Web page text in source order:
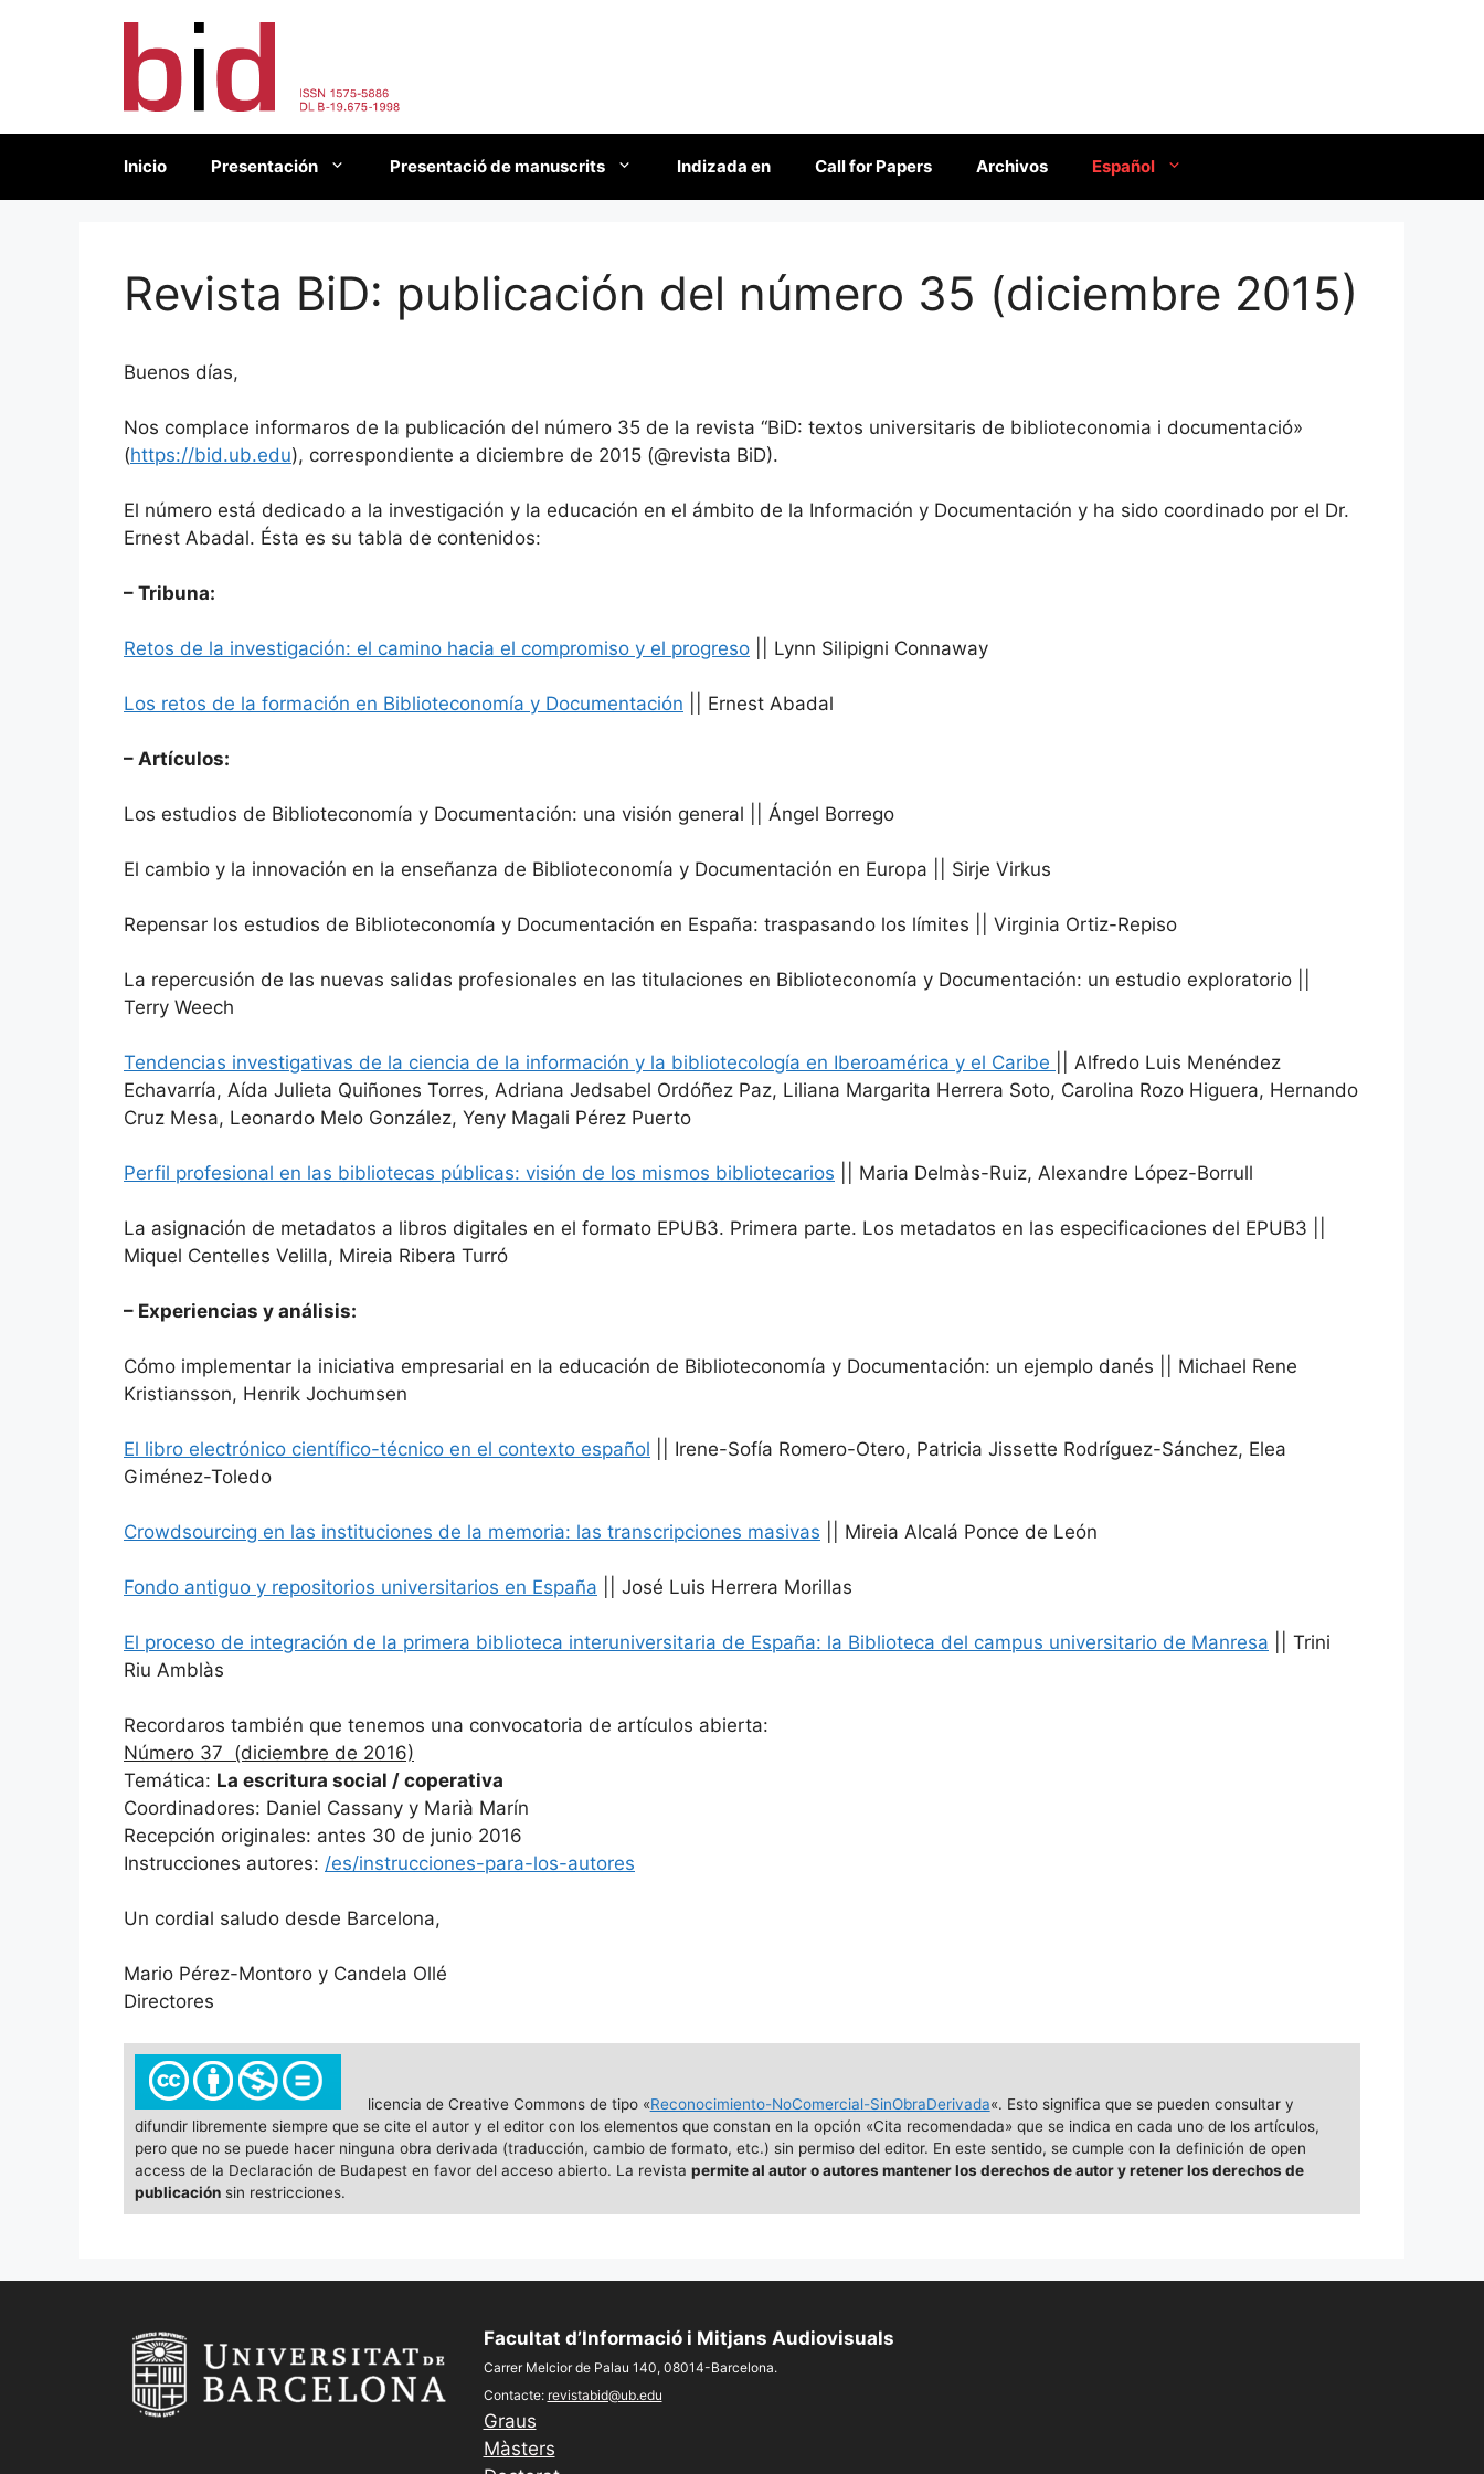
Inicio Presentación Presentació de manuscrits Indizada en Call for Papers Archivos Español
Revista BiD: publicación del número 35 (diciembre 2015)
Buenos días,
Nos complace informaros de la publicación del número 35 de la revista “BiD: textos universitaris de biblioteconomia i documentació»
(https://bid.ub.edu), correspondiente a diciembre de 2015 (@revista BiD).
El número está dedicado a la investigación y la educación en el ámbito de la Información y Documentación y ha sido coordinado por el Dr.
Ernest Abadal. Ésta es su tabla de contenidos:
– Tribuna:
Retos de la investigación: el camino hacia el compromiso y el progreso || Lynn Silipigni Connaway
Los retos de la formación en Biblioteconomía y Documentación || Ernest Abadal
– Artículos:
Los estudios de Biblioteconomía y Documentación: una visión general || Ángel Borrego
El cambio y la innovación en la enseñanza de Biblioteconomía y Documentación en Europa || Sirje Virkus
Repensar los estudios de Biblioteconomía y Documentación en España: traspasando los límites || Virginia Ortiz-Repiso
La repercusión de las nuevas salidas profesionales en las titulaciones en Biblioteconomía y Documentación: un estudio exploratorio ||
Terry Weech
Tendencias investigativas de la ciencia de la información y la bibliotecología en Iberoamérica y el Caribe
|| Alfredo Luis Menéndez
Echavarría, Aída Julieta Quiñones Torres, Adriana Jedsabel Ordóñez Paz, Liliana Margarita Herrera Soto, Carolina Rozo Higuera, Hernando
Cruz Mesa, Leonardo Melo González, Yeny Magali Pérez Puerto
Perfil profesional en las bibliotecas públicas: visión de los mismos bibliotecarios || Maria Delmàs-Ruiz, Alexandre López-Borrull
La asignación de metadatos a libros digitales en el formato EPUB3. Primera parte. Los metadatos en las especificaciones del EPUB3 ||
Miquel Centelles Velilla, Mireia Ribera Turró
– Experiencias y análisis:
Cómo implementar la iniciativa empresarial en la educación de Biblioteconomía y Documentación: un ejemplo danés || Michael Rene
Kristiansson, Henrik Jochumsen
El libro electrónico científico-técnico en el contexto español || Irene-Sofía Romero-Otero, Patricia Jissette Rodríguez-Sánchez, Elea
Giménez-Toledo
Crowdsourcing en las instituciones de la memoria: las transcripciones masivas || Mireia Alcalá Ponce de León
Fondo antiguo y repositorios universitarios en España || José Luis Herrera Morillas
El proceso de integración de la primera biblioteca interuniversitaria de España: la Biblioteca del campus universitario de Manresa || Trini
Riu Amblàs
Recordaros también que tenemos una convocatoria de artículos abierta:
Número 37 (diciembre de 2016)
Temática: La escritura social / coperativa
Coordinadores: Daniel Cassany y Marià Marín
Recepción originales: antes 30 de junio 2016
Instrucciones autores: /es/instrucciones-para-los-autores
Un cordial saludo desde Barcelona,
Mario Pérez-Montoro y Candela Ollé
Directores
licencia de Creative Commons de tipo «Reconocimiento-NoComercial-SinObraDerivada«. Esto significa que se pueden consultar y
difundir libremente siempre que se cite el autor y el editor con los elementos que constan en la opción «Cita recomendada» que se indica en cada uno de los artículos,
pero que no se puede hacer ninguna obra derivada (traducción, cambio de formato, etc.) sin permiso del editor. En este sentido, se cumple con la definición de open
access de la Declaración de Budapest en favor del acceso abierto. La revista permite al autor o autores mantener los derechos de autor y retener los derechos de
publicación sin restricciones.
Facultat d’Informació i Mitjans Audiovisuals
Carrer Melcior de Palau 140, 08014-Barcelona.
Contacte: revistabid@ub.edu
Graus
Màsters